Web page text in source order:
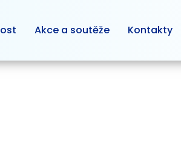
Akce a soutěže Kontakty